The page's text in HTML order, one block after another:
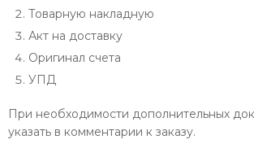
Товарную накладную
Акт на доставку
Оригинал счета
УПД
При необходимости дополнительных
указать в комментарии к заказу.